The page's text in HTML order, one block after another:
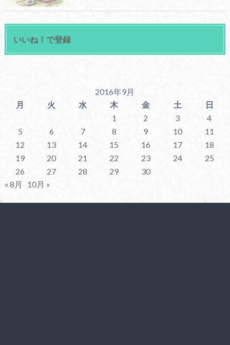
いいね！で登録
2016年9月
月
火 水 木 金 土
日
1
2 3
4
5
6 7 8 9 10
11
12
13 14 15 16 17
18
19
20 21 22 23 24
25
26
27 28 29
30
« 8月
10月 »